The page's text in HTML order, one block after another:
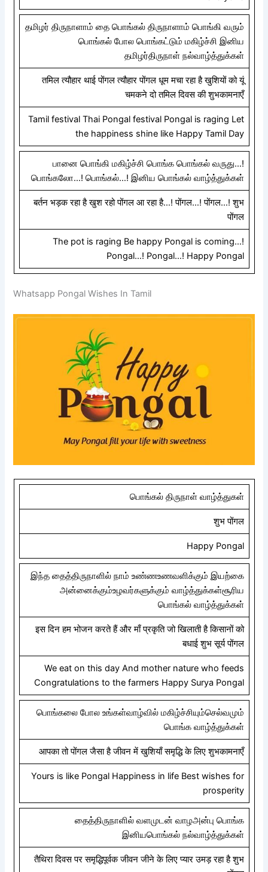
தமிழர் திருநாளாம் தை பொங்கல் திருநாளாம் பொங்கி வரும்
பொங்கல் போல பொங்கட்டும் மகிழ்ச்சி இனிய
தமிழர்திருநாள் நல்வாழ்த்துக்கள்
तमिल त्यौहार थाई पोंगल त्यौहार पोंगल धूम मचा रहा है खुशियों को यूं
चमकने दो तमिल दिवस की शुभकामनाएँ
Tamil festival Thai Pongal festival Pongal is raging Let
the happiness shine like Happy Tamil Day
பானை பொங்கி மகிழ்ச்சி பொங்க பொங்கல் வருது…!
பொங்கலோ…! பொங்கல்…! இனிய பொங்கல் வாழ்த்துக்கள்
बर्तन भड़क रहा है खुश रहो पोंगल आ रहा है…! पोंगल…! पोंगल…! शुभ
पोंगल
The pot is raging Be happy Pongal is coming…!
Pongal…! Pongal…! Happy Pongal
Whatsapp Pongal Wishes In Tamil
பொங்கல் திருநாள் வாழ்த்துகள்
शुभ पोंगल
Happy Pongal
இந்த தைத்திருநாளில் நாம் உண்ணஉணவளிக்கும் இயற்கை
அன்னைக்கும்உழவர்களுக்கும் வாழ்த்துக்கள்சூரிய
பொங்கல் வாழ்த்துக்கள்
इस दिन हम भोजन करते हैं और माँ प्रकृति जो खिलाती है किसानों को
बधाई शुभ सूर्य पोंगल
We eat on this day And mother nature who feeds
Congratulations to the farmers Happy Surya Pongal
பொங்கலை போல உங்கள்வாழ்வில் மகிழ்ச்சியும்செல்வமும்
பொங்க வாழ்த்துக்கள்
आपका तो पोंगल जैसा है जीवन में खुशियाँ समृद्धि के लिए शुभकामनाएँ
Yours is like Pongal Happiness in life Best wishes for
prosperity
தைத்திருநாளில் வளமுடன் வாழஅன்பு பொங்க
இனியபொங்கல் நல்வாழ்த்துக்கள்
तैथिरा दिवस पर समृद्धिपूर्वक जीवन जीने के लिए प्यार उमड़ रहा है शुभ